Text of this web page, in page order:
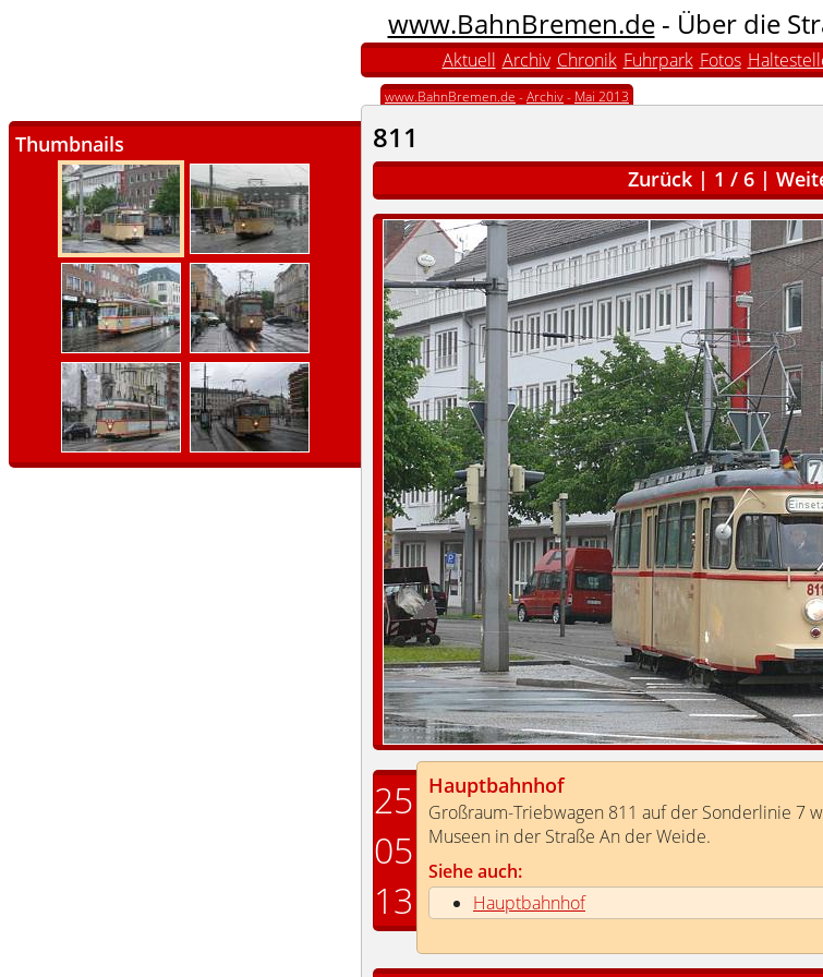
www.BahnBremen.de- Über die
Aktuell Archiv Chronik Fuhrpark Fotos
Thumbnails
www.BahnBremen.de -Archiv- Mai 2013
811
Zurück | 1 / 6 |
25
05
13
Hauptbahnhof
Großraum-Triebwagen 811 auf der Sonderlinie 7
Museen in der Straße An der Weide.
Siehe auch:
Hauptbahnhof